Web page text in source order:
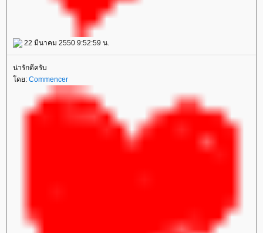
22 มีนาคม 2550 9:52:59 น.
น่ารักดีครับ
ดย: Commencer